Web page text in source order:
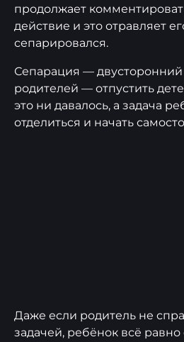
продолжает
действие и это отравляет
сепарировался.
Сепарация — двусторонний
родителей — отпустить
это ни давалось, а задача
отделиться и начать
Даже если родитель не
задачей, ребёнок всё